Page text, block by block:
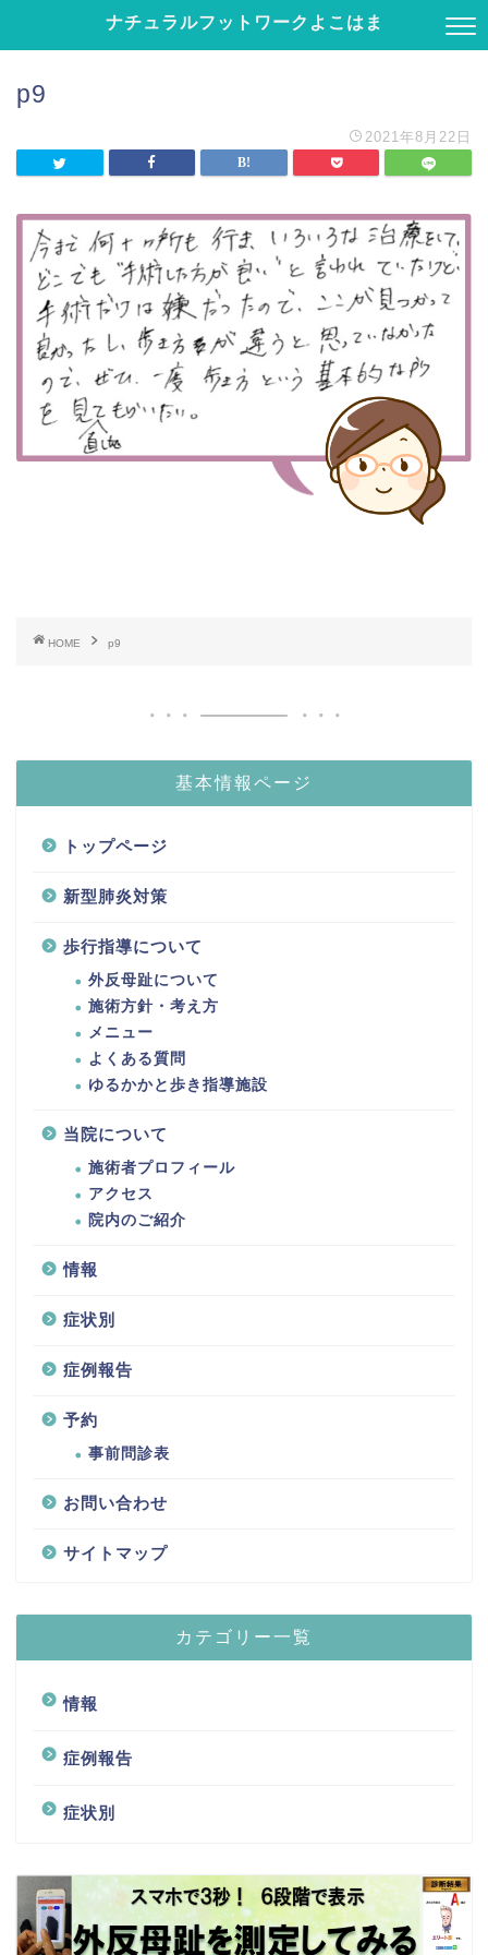
ナチュラルフットワークよこはま
p9
2021年8月22日
HOME p9
基本情報ページ
トップページ
新型肺炎対策
歩行指導について
外反母趾について
施術方針・考え方
メニュー
よくある質問
ゆるかかと歩き指導施設
当院について
施術者プロフィール
アクセス
院内のご紹介
情報
症状別
症例報告
予約
事前問診表
お問い合わせ
サイトマップ
カテゴリー一覧
情報
症例報告
症状別